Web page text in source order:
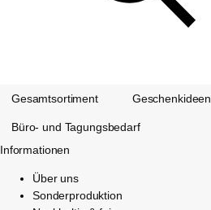
Gesamtsortiment Geschenkideen
Büro- und Tagungsbedarf
Informationen
Über uns
Sonderproduktion